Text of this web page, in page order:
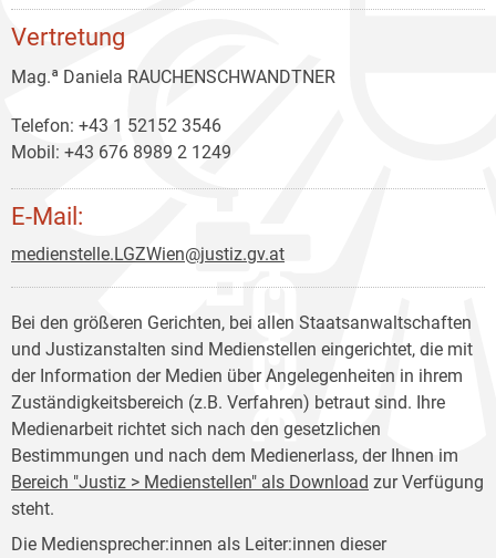
Vertretung
Mag.ª Daniela RAUCHENSCHWANDTNER
Telefon: +43 1 52152 3546
Mobil: +43 676 8989 2 1249
E-Mail:
medienstelle.LGZWien@justiz.gv.at
Bei den größeren Gerichten, bei allen Staatsanwaltschaften
und Justizanstalten sind Medienstellen eingerichtet, die mit
der Information der Medien über Angelegenheiten in ihrem
Zuständigkeitsbereich (z.B. Verfahren) betraut sind. Ihre
Medienarbeit richtet sich nach den gesetzlichen
Bestimmungen und nach dem Medienerlass, der Ihnen im
Bereich "Justiz > Medienstellen" als Download zur Verfügung
steht.
Die Mediensprecher:innen als Leiter:innen dieser